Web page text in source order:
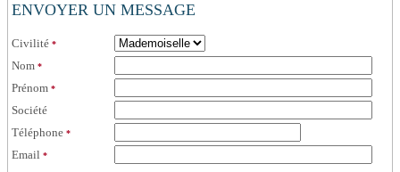
ENVOYER UN MESSAGE
Civilité *
Nom *
Prénom *
Société
Téléphone *
Email *